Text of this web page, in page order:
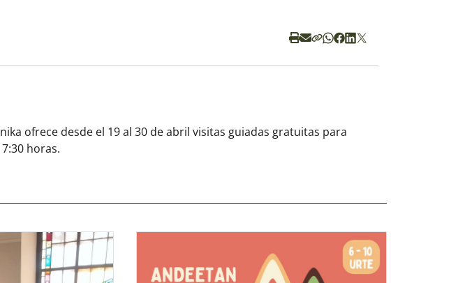
ofrece desde el 19 al 30 de abril visitas guiadas gratuitas para
horas.